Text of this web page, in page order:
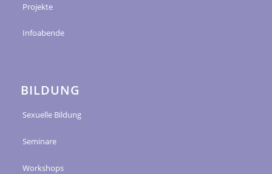
Projekte
Infoabende
BILDUNG
Sexuelle Bildung
Seminare
Workshops